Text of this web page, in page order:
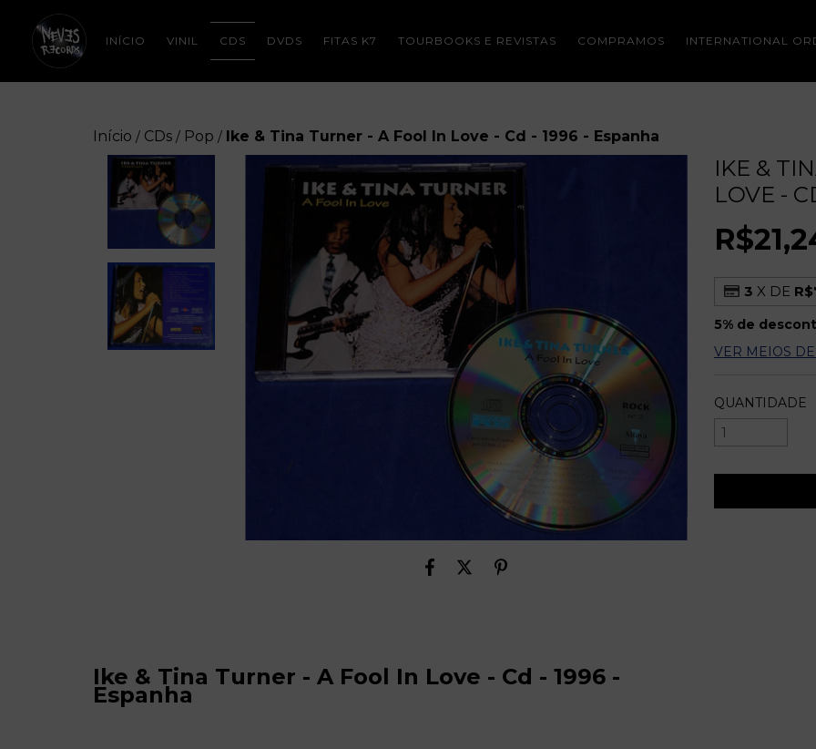
INÍCIO VINIL CDS DVDS FITAS K7 TOURBOOKS E REVISTAS COMPRAMOS INTERNATIONAL
Início / CDs / Pop / Ike & Tina Turner - A Fool In Love - Cd - 1996 - Espanha
Ike & Tina Turner - A Fool In Love - Cd - 1996 -
Espanha
IKE &
LOVE -
3 X DE
5% de
VER MEIOS
QUANTIDADE